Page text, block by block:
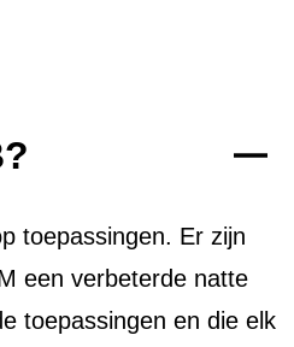
toepassingen. Er zijn
een verbeterde natte
toepassingen en die elk